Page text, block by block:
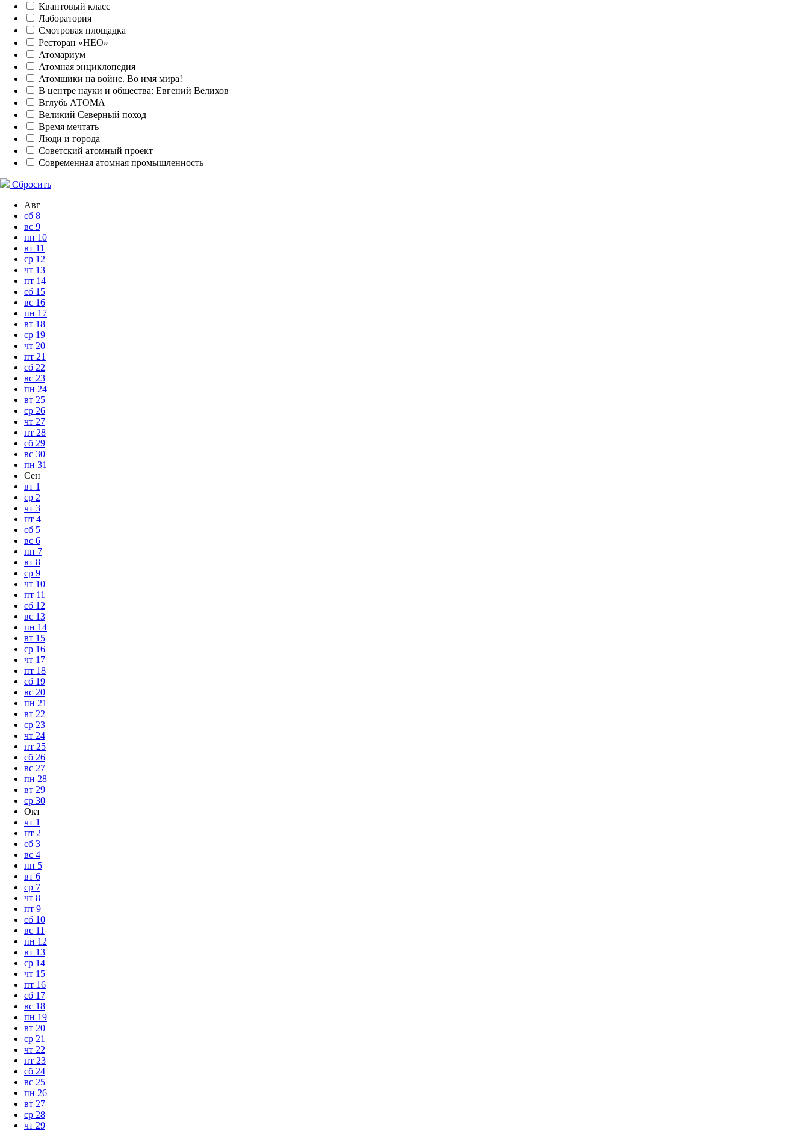
Квантовый класс
Лаборатория
Смотровая площадка
Ресторан «НЕО»
Атомариум
Атомная энциклопедия
Атомщики на войне. Во имя мира!
В центре науки и общества: Евгений Велихов
Вглубь АТОМА
Великий Северный поход
Время мечтать
Люди и города
Советский атомный проект
Современная атомная промышленность
Сбросить
Авг
сб 8
вс 9
пн 10
вт 11
ср 12
чт 13
пт 14
сб 15
вс 16
пн 17
вт 18
ср 19
чт 20
пт 21
сб 22
вс 23
пн 24
вт 25
ср 26
чт 27
пт 28
сб 29
вс 30
пн 31
Сен
вт 1
ср 2
чт 3
пт 4
сб 5
вс 6
пн 7
вт 8
ср 9
чт 10
пт 11
сб 12
вс 13
пн 14
вт 15
ср 16
чт 17
пт 18
сб 19
вс 20
пн 21
вт 22
ср 23
чт 24
пт 25
сб 26
вс 27
пн 28
вт 29
ср 30
Окт
чт 1
пт 2
сб 3
вс 4
пн 5
вт 6
ср 7
чт 8
пт 9
сб 10
вс 11
пн 12
вт 13
ср 14
чт 15
пт 16
сб 17
вс 18
пн 19
вт 20
ср 21
чт 22
пт 23
сб 24
вс 25
пн 26
вт 27
ср 28
чт 29